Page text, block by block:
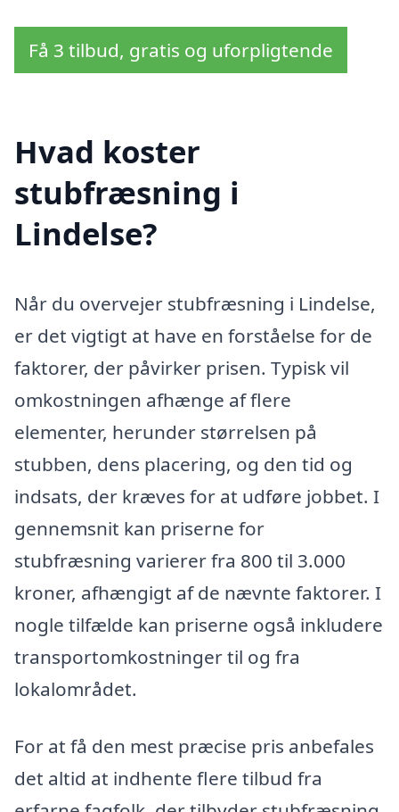
Få 3 tilbud, gratis og uforpligtende
Hvad koster
stubfræsning i
Lindelse?
Når du overvejer stubfræsning i Lindelse,
er det vigtigt at have en forståelse for de
faktorer, der påvirker prisen. Typisk vil
omkostningen afhænge af flere
elementer, herunder størrelsen på
stubben, dens placering, og den tid og
indsats, der kræves for at udføre jobbet. I
gennemsnit kan priserne for
stubfræsning varierer fra 800 til 3.000
kroner, afhængigt af de nævnte faktorer. I
nogle tilfælde kan priserne også inkludere
transportomkostninger til og fra
lokalområdet.
For at få den mest præcise pris anbefales
det altid at indhente flere tilbud fra